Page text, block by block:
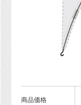
商品価格